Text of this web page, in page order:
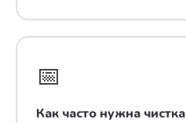
📅
Как часто нужна чистка